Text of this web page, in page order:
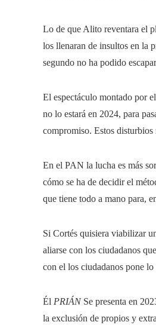
Lo de que Alito reventara el
los llenaran de insultos en la
segundo no ha podido
El espectáculo montado por
no lo estará en 2024, para
compromiso. Estos
En el PAN la lucha es más
cómo se ha de decidir el
que tiene todo a mano para,
Si Cortés quisiera viabilizar
aliarse con los ciudadanos
con el los ciudadanos pone
Él PRIÁNSe presenta en
la exclusión de propios y